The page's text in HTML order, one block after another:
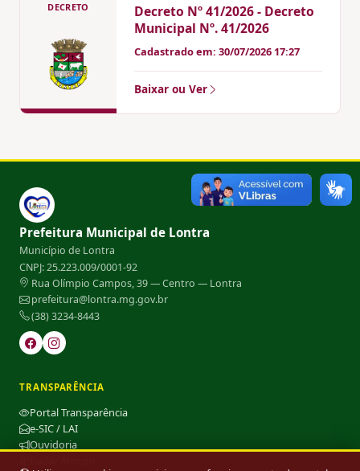
DECRETO
Decreto Nº 41/2026 - Decreto
Municipal Nº. 41/2026
Cadastrado em: 30/07/2026 17:27
Baixar ou Ver
Prefeitura Municipal de Lontra
Município de Lontra
CNPJ: 25.223.009/0001-92
Rua Olímpio Campos, 39 — Centro — Lontra
prefeitura@lontra.mg.gov.br
(38) 3234-8443
TRANSPARÊNCIA
Portal Transparência
e-SIC / LAI
Ouvidoria